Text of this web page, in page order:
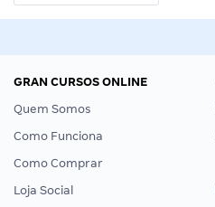
GRAN CURSOS ONLINE
Quem Somos
Como Funciona
Como Comprar
Loja Social